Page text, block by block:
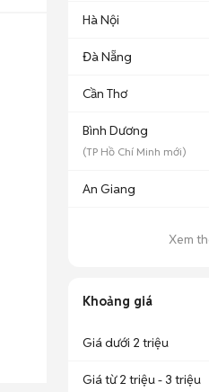
Hà Nội
Đà Nẵng
Cần Thơ
Bình Dương
(TP Hồ Chí Minh mới)
An Giang
Xem
Khoảng giá
Giá dưới 2 triệu
Giá từ 2 triệu - 3 triệu